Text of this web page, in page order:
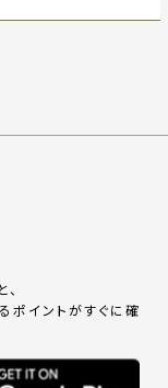
ポイントがすぐに確